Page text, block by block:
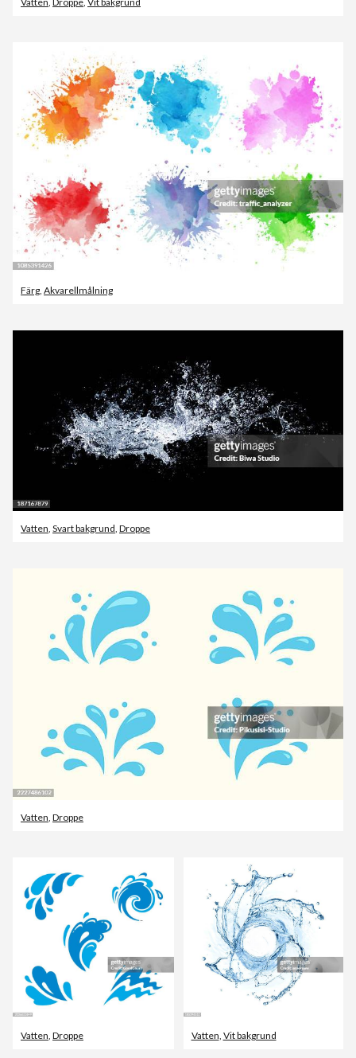
Färg Akvarellmålning
Vatten Svart bakgrund Droppe
Vatten Droppe
Vatten, Droppe Vatten, Vit bakgrund